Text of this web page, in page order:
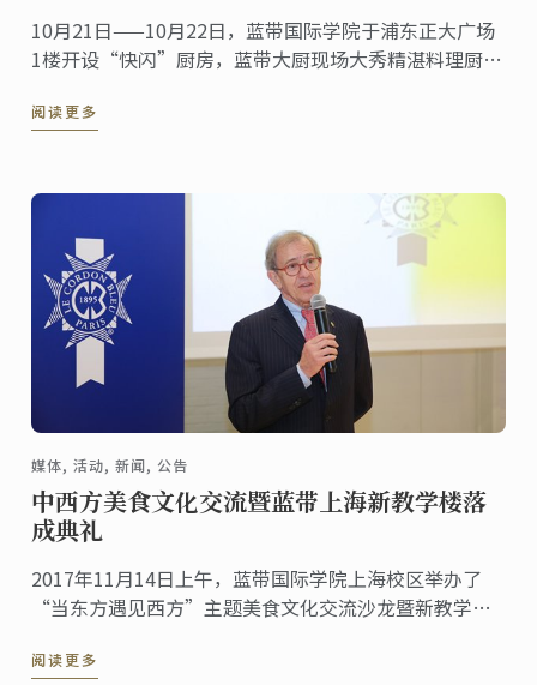
10月21日——10月22日，蓝带国际学院于浦东正大广场
1楼开设“快闪”厨房，蓝带大厨现场大秀精湛料理厨
着诱人的香味，围观群众迫不及待地上前品尝，并给予
阅读更多
媒体, 活动, 新闻, 公告
中西方美食文化交流暨蓝带上海新教学楼落
成典礼
2017年11月14日上午，蓝带国际学院上海校区举办了
“当东方遇见西方”主题美食文化交流沙龙暨新教学楼
现场嘉宾在蓝带专业厨房教室体验制作中西美食。
阅读更多